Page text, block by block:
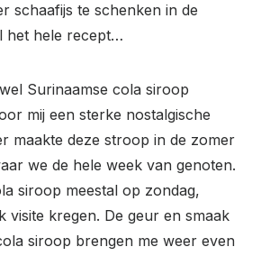
schaafijs te schenken in de
het hele recept…
Surinaamse cola siroop
mij een sterke nostalgische
maakte deze stroop in de zomer
we de hele week van genoten.
siroop meestal op zondag,
visite kregen. De geur en smaak
siroop brengen me weer even